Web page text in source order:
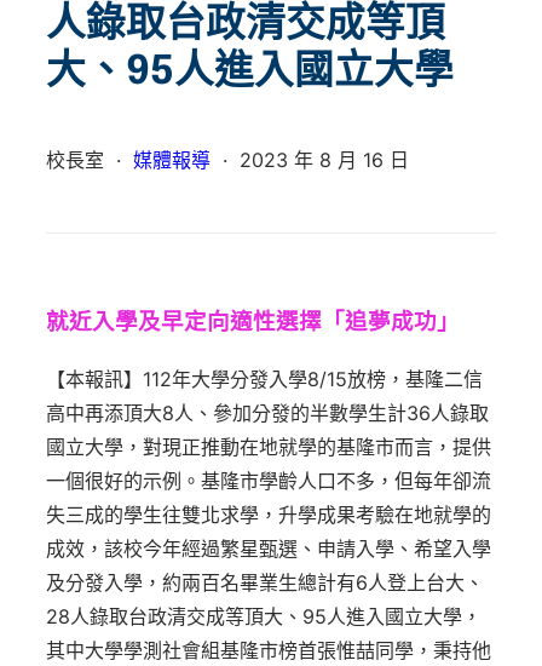
人錄取台政清交成等頂
大、95人進入國立大學
校長室 · 媒體報導 · 2023 年 8 月 16 日
就近入學及早定向適性選擇「追夢成功」
【本報訊】112年大學分發入學8/15放榜，基隆二信
高中再添頂大8人、參加分發的半數學生計36人錄取
國立大學，對現正推動在地就學的基隆市而言，提供
一個很好的示例。基隆市學齡人口不多，但每年卻流
失三成的學生往雙北求學，升學成果考驗在地就學的
成效，該校今年經過繁星甄選、申請入學、希望入學
及分發入學，約兩百名畢業生總計有6人登上台大、
28人錄取台政清交成等頂大、95人進入國立大學，
其中大學學測社會組基隆市榜首張惟喆同學，秉持他